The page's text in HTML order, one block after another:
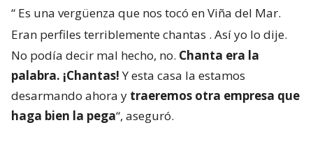
“ Es una vergüenza que nos tocó en Viña del Mar.
Eran perfiles terriblemente chantas . Así yo lo dije.
No podía decir mal hecho, no. Chanta era la
palabra. ¡Chantas!Y esta casa la estamos
desarmando ahora y traeremos otra empresa que
haga bien la pega“, aseguró.